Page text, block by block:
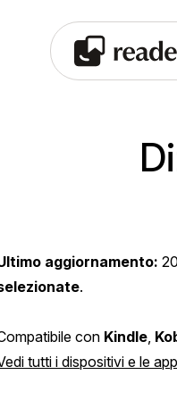
aggiornamento:
.
con Kindle
tutti i dispositivi e le